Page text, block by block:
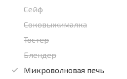
Сейф
Соковыжималка
Тостер
Блендер
Микроволновая печь